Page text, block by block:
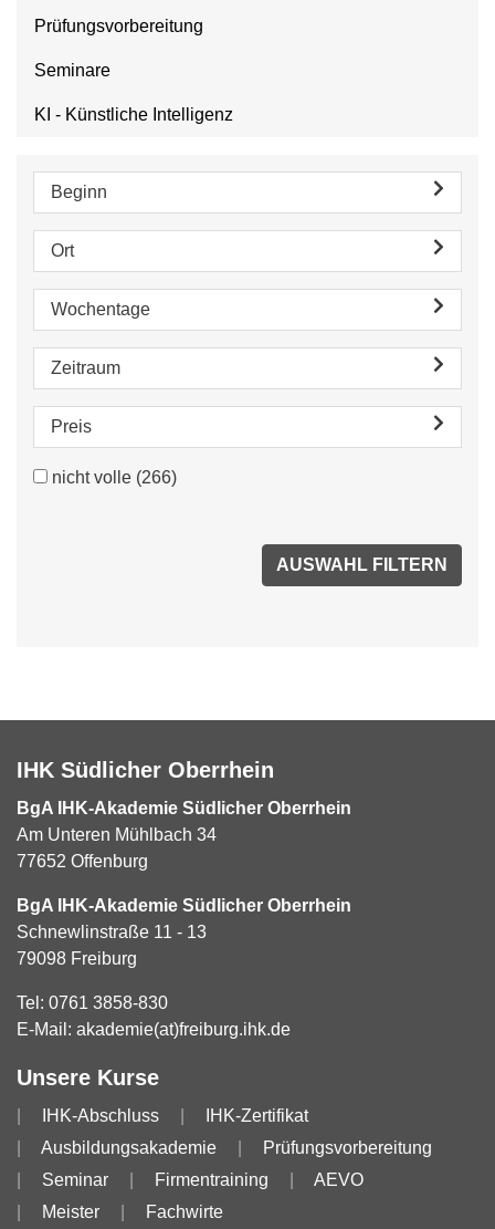
Prüfungsvorbereitung
Seminare
KI - Künstliche Intelligenz
Beginn
Ort
Wochentage
Zeitraum
Preis
nicht volle (266)
IHK Südlicher Oberrhein
BgA IHK-Akademie Südlicher Oberrhein
Am Unteren Mühlbach 34
77652 Offenburg
BgA IHK-Akademie Südlicher Oberrhein
Schnewlinstraße 11 - 13
79098 Freiburg
Tel: 0761 3858-830
E-Mail: akademie(at)freiburg.ihk.de
Unsere Kurse
IHK-Abschluss
IHK-Zertifikat
Ausbildungsakademie
Prüfungsvorbereitung
Seminar
Firmentraining
AEVO
Meister
Fachwirte